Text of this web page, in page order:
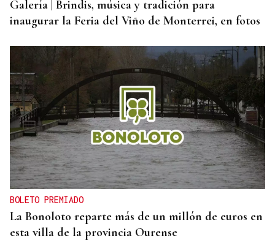
Galería | Brindis, música y tradición para
inaugurar la Feria del Viño de Monterrei, en fotos
BOLETO PREMIADO
La Bonoloto reparte más de un millón de euros en
esta villa de la provincia Ourense